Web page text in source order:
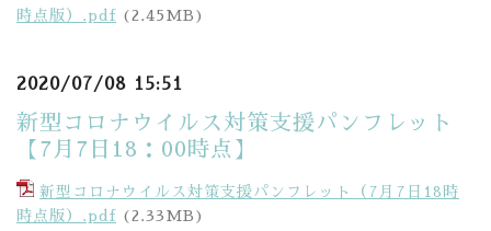
時点版）.pdf (2.45MB)
2020/07/08 15:51
新型コロナウイルス対策支援パンフレット
【7月7日18：00時点】
新型コロナウイルス対策支援パンフレット（7月7日18時
時点版）.pdf (2.33MB)